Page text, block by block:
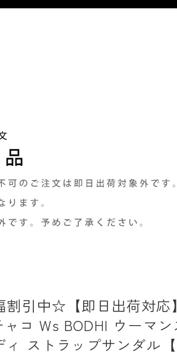
引中☆【即日出荷対応
コ Ws BODHI ウーマン
ィ ストラップサンダル【